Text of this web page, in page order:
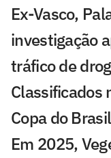
Ex-Vasco,
investigação
tráfico de
Classificados
Copa do
Em 2025,